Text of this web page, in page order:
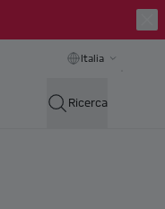
Italia
Ricerca